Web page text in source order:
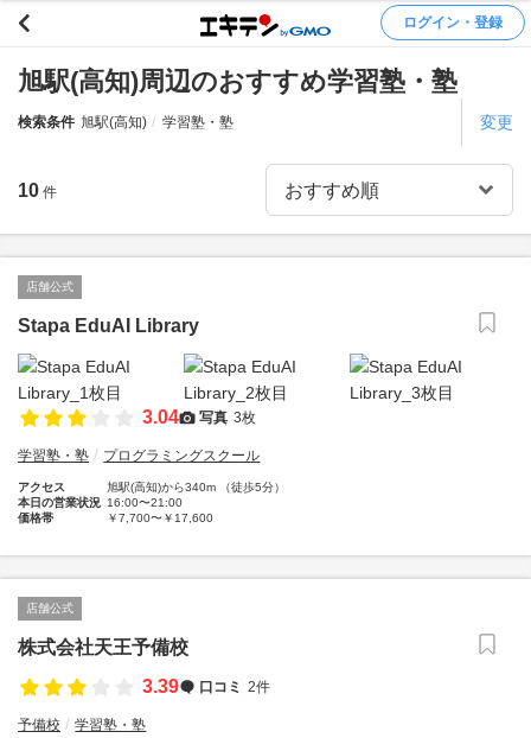
ログイン・登録
旭駅(高知)周辺のおすすめ学習塾・塾
検索条件 旭駅(高知) 学習塾・塾 変更
10 件
店舗公式
Stapa EduAI Library
3.04 写真 3枚
学習塾・塾 プログラミングスクール
アクセス
旭駅(高知)から340m （徒歩5分）
本日の営業状況 16:00〜21:00
価格帯
￥7,700〜￥17,600
店舗公式
株式会社天王予備校
3.39
口コミ 2件
予備校 学習塾・塾